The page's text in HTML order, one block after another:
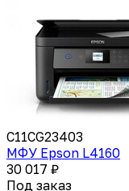
C11CG23403
МФУ Epson L4160
30 017 ₽
Под заказ